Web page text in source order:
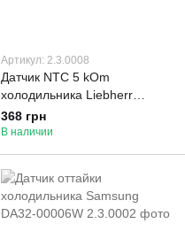
Артикул: 2.3.0008
Датчик NTC 5 kOm
холодильника Liebherr
PRB800LB
368 грн
В наличии